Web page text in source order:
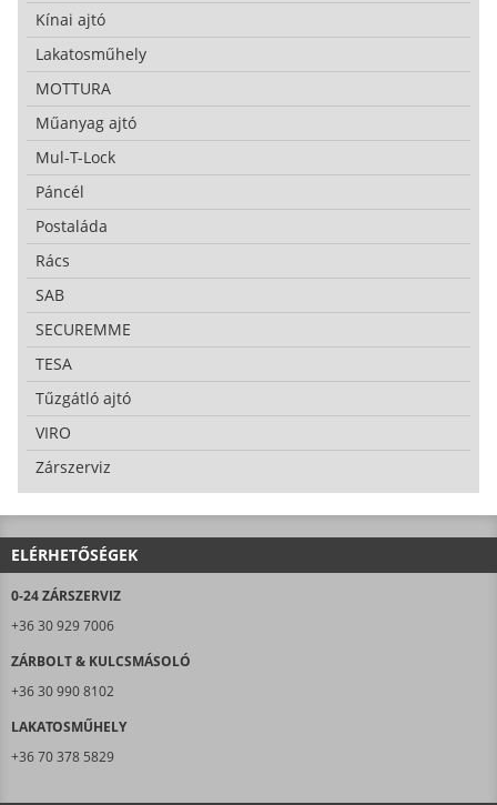
Kínai ajtó
Lakatosműhely
MOTTURA
Műanyag ajtó
Mul-T-Lock
Páncél
Postaláda
Rács
SAB
SECUREMME
TESA
Tűzgátló ajtó
VIRO
Zárszerviz
ELÉRHETŐSÉGEK
0-24 ZÁRSZERVIZ
+36 30 929 7006
ZÁRBOLT & KULCSMÁSOLÓ
+36 30 990 8102
LAKATOSMŰHELY
+36 70 378 5829